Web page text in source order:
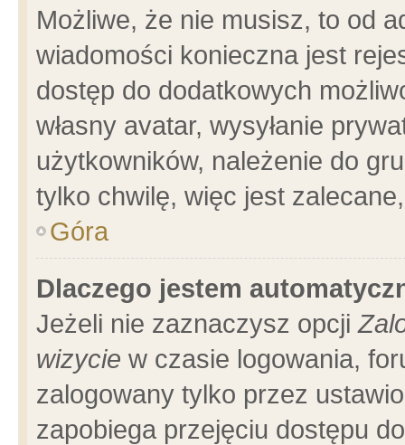
Możliwe, że nie musisz, to od
wiadomości konieczna jest
dostęp do dodatkowych
własny avatar, wysyłanie
użytkowników, należenie do
tylko chwilę, więc jest
Góra
Dlaczego jestem
Jeżeli nie zaznaczysz opcji
wizycie w czasie logowania,
zalogowany tylko przez
zapobiega przejęciu dostępu